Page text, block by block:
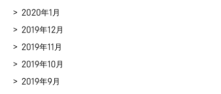
2020年1月
2019年12月
2019年11月
2019年10月
2019年9月